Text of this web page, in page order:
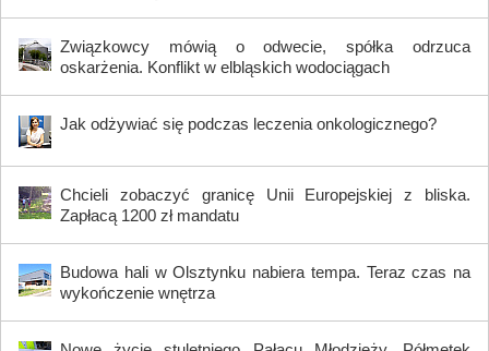
Związkowcy mówią o odwecie, spółka odrzuca
oskarżenia. Konflikt w elbląskich wodociągach
Jak odżywiać się podczas leczenia onkologicznego?
Chcieli zobaczyć granicę Unii Europejskiej z bliska.
Zapłacą 1200 zł mandatu
Budowa hali w Olsztynku nabiera tempa. Teraz czas na
wykończenie wnętrza